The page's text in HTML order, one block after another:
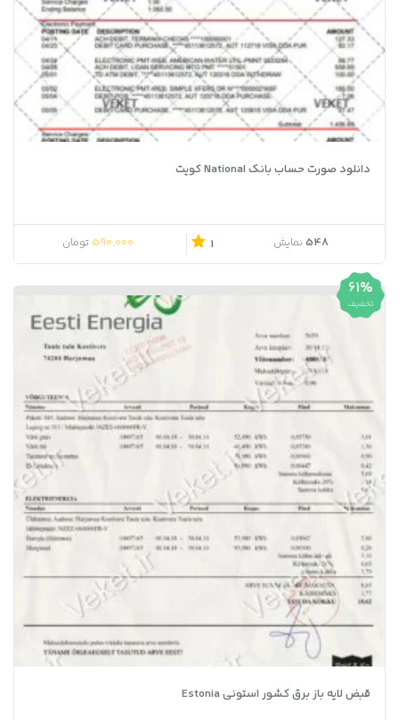
دانلود صورت حساب بانک National کویت
548 نمایش 1
590,000تومان
61%
تخفیف
قبض لایه باز برق کشور استونی Estonia